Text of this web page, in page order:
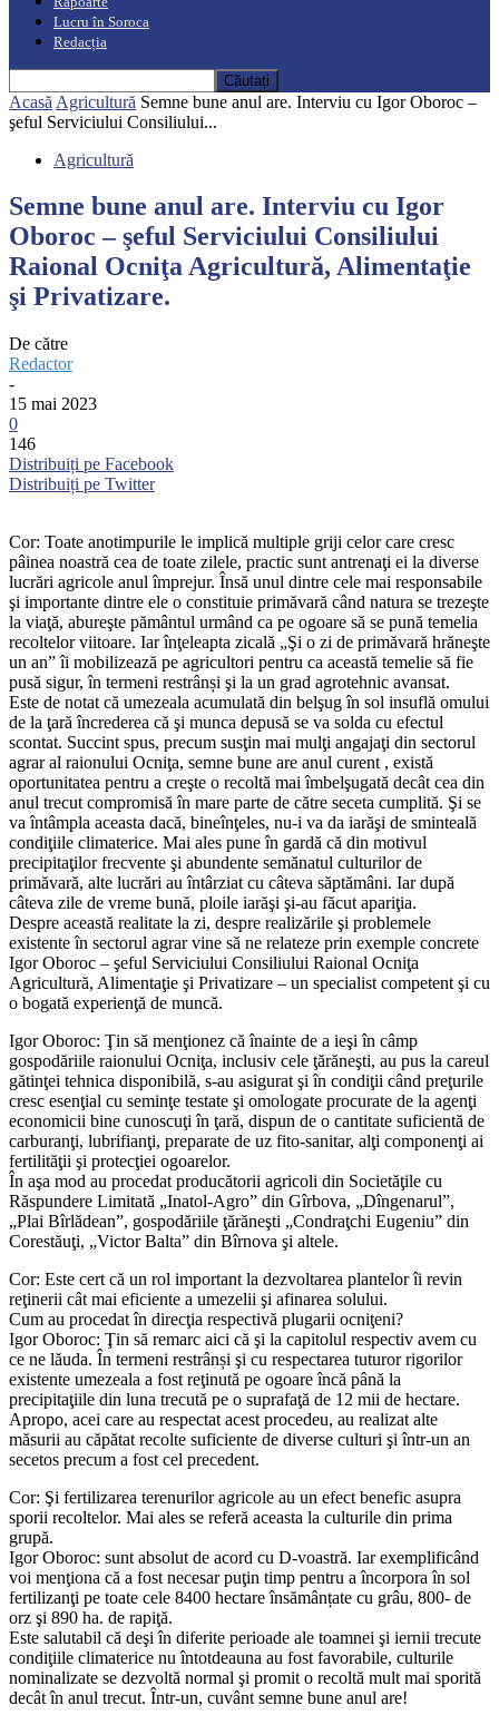
Lucru în Soroca
Redacția
Acasă Agricultură Semne bune anul are. Interviu cu Igor Oboroc –
şeful Serviciului Consiliului...
Agricultură
Semne bune anul are. Interviu cu Igor
Oboroc – şeful Serviciului Consiliului
Raional Ocniţa Agricultură, Alimentaţie
şi Privatizare.
De către
Redactor
-
15 mai 2023
0
146
Distribuiți pe Facebook
Distribuiți pe Twitter
Cor: Toate anotimpurile le implică multiple griji celor care cresc
pâinea noastră cea de toate zilele, practic sunt antrenaţi ei la diverse
lucrări agricole anul împrejur. Însă unul dintre cele mai responsabile
şi importante dintre ele o constituie primăvară când natura se trezeşte
la viaţă, abureşte pământul urmând ca pe ogoare să se pună temelia
recoltelor viitoare. Iar înţeleapta zicală „Şi o zi de primăvară hrăneşte
un an” îi mobilizează pe agricultori pentru ca această temelie să fie
pusă sigur, în termeni restrânși şi la un grad agrotehnic avansat.
Este de notat că umezeala acumulată din belşug în sol insuflă omului
de la ţară încrederea că şi munca depusă se va solda cu efectul
scontat. Succint spus, precum susţin mai mulţi angajaţi din sectorul
agrar al raionului Ocniţa, semne bune are anul curent , există
oportunitatea pentru a creşte o recoltă mai îmbelşugată decât cea din
anul trecut compromisă în mare parte de către seceta cumplită. Şi se
va întâmpla aceasta dacă, bineînţeles, nu-i va da iarăşi de sminteală
condiţiile climaterice. Mai ales pune în gardă că din motivul
precipitaţilor frecvente şi abundente semănatul culturilor de
primăvară, alte lucrări au întârziat cu câteva săptămâni. Iar după
câteva zile de vreme bună, ploile iarăşi şi-au făcut apariţia.
Despre această realitate la zi, despre realizările şi problemele
existente în sectorul agrar vine să ne relateze prin exemple concrete
Igor Oboroc – şeful Serviciului Consiliului Raional Ocniţa
Agricultură, Alimentaţie şi Privatizare – un specialist competent şi cu
o bogată experienţă de muncă.
Igor Oboroc: Ţin să menţionez că înainte de a ieşi în câmp
gospodăriile raionului Ocniţa, inclusiv cele ţărăneşti, au pus la careul
gătinţei tehnica disponibilă, s-au asigurat şi în condiţii când preţurile
cresc esenţial cu seminţe testate şi omologate procurate de la agenţi
economicii bine cunoscuţi în ţară, dispun de o cantitate suficientă de
carburanţi, lubrifianţi, preparate de uz fito-sanitar, alţi componenţi ai
fertilităţii şi protecţiei ogoarelor.
În aşa mod au procedat producătorii agricoli din Societăţile cu
Răspundere Limitată „Inatol-Agro” din Gîrbova, „Dîngenarul”,
„Plai Bîrlădean”, gospodăriile ţărăneşti „Condraţchi Eugeniu” din
Corestăuţi, „Victor Balta” din Bîrnova şi altele.
Cor: Este cert că un rol important la dezvoltarea plantelor îi revin
reţinerii cât mai eficiente a umezelii şi afinarea solului.
Cum au procedat în direcţia respectivă plugarii ocniţeni?
Igor Oboroc: Ţin să remarc aici că şi la capitolul respectiv avem cu
ce ne lăuda. În termeni restrânși şi cu respectarea tuturor rigorilor
existente umezeala a fost reţinută pe ogoare încă până la
precipitaţiile din luna trecută pe o suprafaţă de 12 mii de hectare.
Apropo, acei care au respectat acest procedeu, au realizat alte
măsurii au căpătat recolte suficiente de diverse culturi şi într-un an
secetos precum a fost cel precedent.
Cor: Şi fertilizarea terenurilor agricole au un efect benefic asupra
sporii recoltelor. Mai ales se referă aceasta la culturile din prima
grupă.
Igor Oboroc: sunt absolut de acord cu D-voastră. Iar exemplificând
voi menţiona că a fost necesar puţin timp pentru a încorpora în sol
fertilizanţi pe toate cele 8400 hectare însămânțate cu grâu, 800- de
orz şi 890 ha. de rapiţă.
Este salutabil că deşi în diferite perioade ale toamnei şi iernii trecute
condiţiile climaterice nu întotdeauna au fost favorabile, culturile
nominalizate se dezvoltă normal şi promit o recoltă mult mai sporită
decât în anul trecut. Într-un, cuvânt semne bune anul are!